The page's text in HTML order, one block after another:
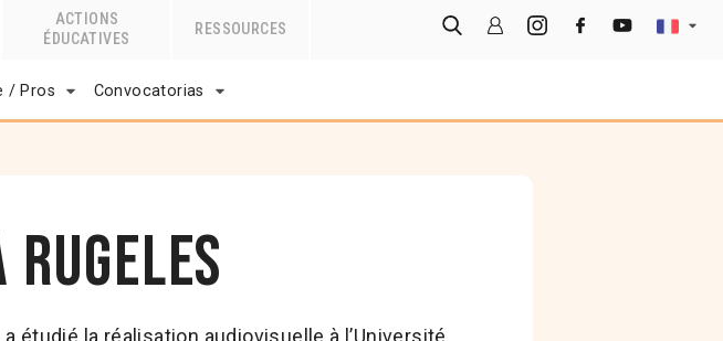
ACTIONS
ÉDUCATIVES
RESSOURCES
/ Pros Convocatorias
étudié la réalisation audiovisuelle à l’Université